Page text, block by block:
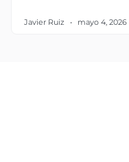
Javier Ruiz mayo 4, 2026